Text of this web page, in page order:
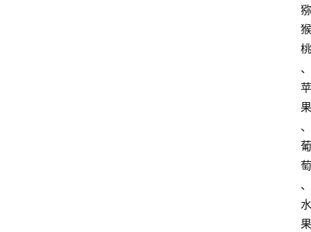
猕
猴
桃
、
苹
果
、
葡
萄
、
水
果